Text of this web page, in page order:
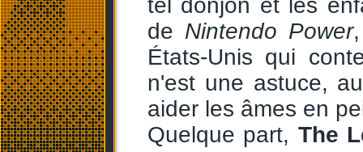
tel donjon et les
de Nintendo Power
États-Unis qui
n'est une astuce,
aider les âmes en
Quelque part, The